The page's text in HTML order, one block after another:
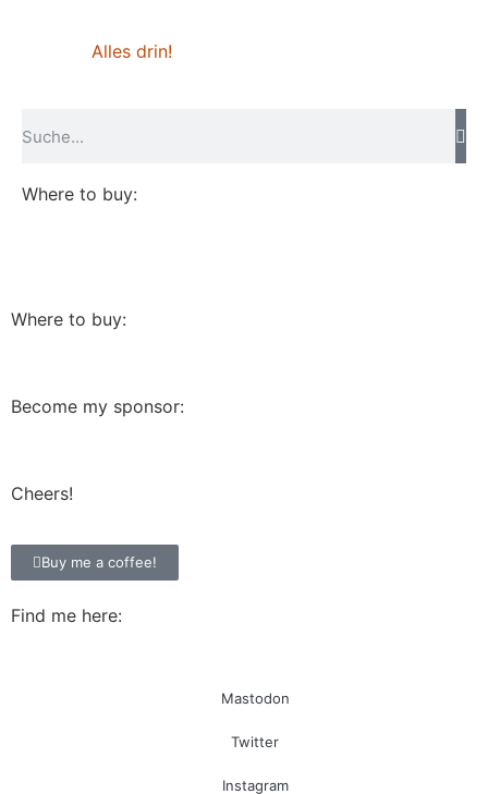
Alles drin!
Where to buy:
Where to buy:
Become my sponsor:
Cheers!
Buy me a coffee!
Find me here:
Mastodon
Twitter
Instagram